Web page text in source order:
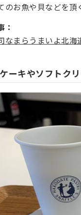
のお魚や貝などを頂
：
なまらうまいよ北海
ーキやソフトク